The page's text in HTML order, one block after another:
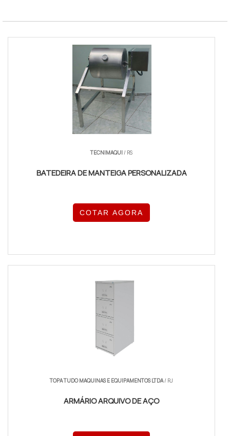
TECNIMAQUI/ RS
BATEDEIRA DE MANTEIGA PERSONALIZADA
COTAR AGORA
TOPA TUDO MAQUINAS E EQUIPAMENTOS LTDA/ RJ
ARMÁRIO ARQUIVO DE AÇO